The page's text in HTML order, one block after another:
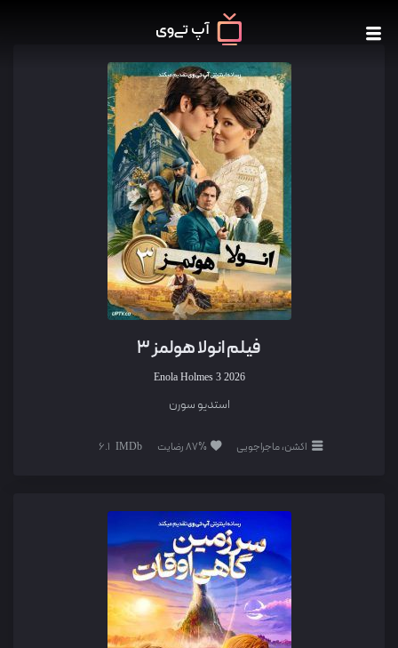
فیلم انولا هولمز ۳
Enola Holmes 3 2026
استدیو سورن
اکشن، ماجراجویی 87% رضایت